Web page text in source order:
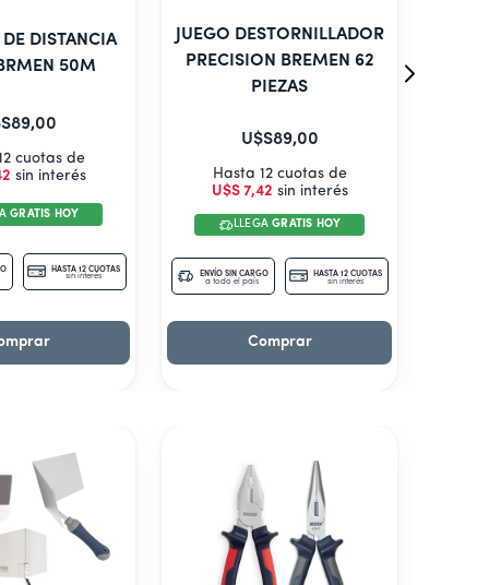
DISTANCIA
50M
89,00
cuotas de
sin interés
GRATIS HOY
HASTA 12 CUOTAS
sin interés
JUEGO DESTORNILLADOR
PRECISION BREMEN 62
PIEZAS
U$S89,00
Hasta 12 cuotas de
U$S 7,42 sin interés
LLEGAGRATIS HOY
ENVÍO SIN CARGO
a todo el país
HASTA 12 CUOTAS
sin interés
Comprar